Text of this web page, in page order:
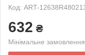
Код: ART-
632 ₴
Мінімальне